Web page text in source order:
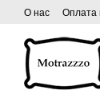
Перейти к
О нас Оплата